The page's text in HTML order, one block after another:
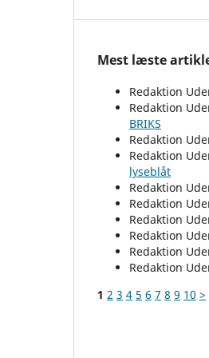
Mest læste
Redaktion
Redaktion
BRIKS
Redaktion
Redaktion
lyseblåt
Redaktion
Redaktion
Redaktion
Redaktion
Redaktion
Redaktion
1 2 3 4 5 6 7 8 9 10 >